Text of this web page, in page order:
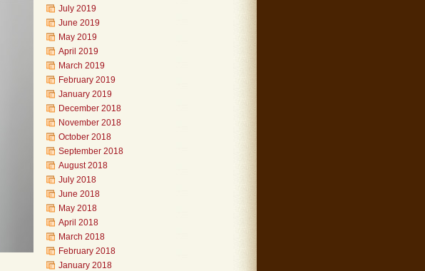
July 2019
June 2019
May 2019
April 2019
March 2019
February 2019
January 2019
December 2018
November 2018
October 2018
September 2018
August 2018
July 2018
June 2018
May 2018
April 2018
March 2018
February 2018
January 2018